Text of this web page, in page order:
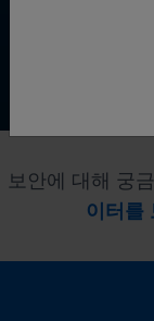
보안에 대해 궁
이터를